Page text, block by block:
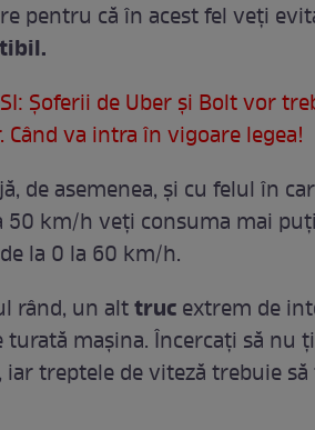
pentru că în acest fel veţi
SI: Şoferii de Uber şi Bolt vor
Când va intra în vigoare legea!
de asemenea, şi cu felul în
50 km/h veţi consuma mai
la 0 la 60 km/h.
rând, un alttrucextrem de
turată maşina. Încercaţi să
treptele de viteză trebuie